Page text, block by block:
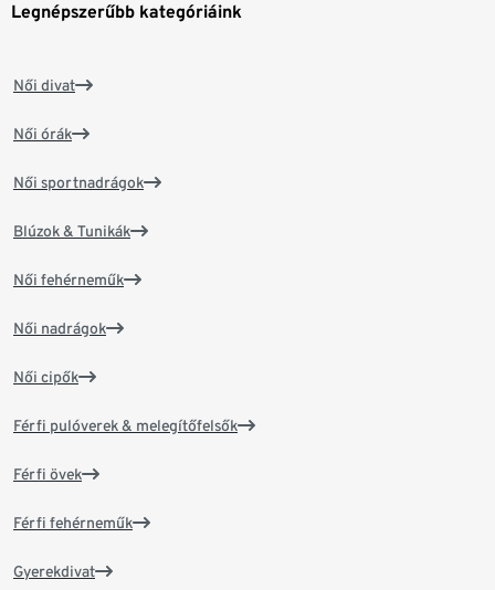
Legnépszerűbb kategóriáink
Női divat
Női órák
Női sportnadrágok
Blúzok & Tunikák
Női fehérneműk
Női nadrágok
Női cipők
Férfi pulóverek & melegítőfelsők
Férfi övek
Férfi fehérneműk
Gyerekdivat